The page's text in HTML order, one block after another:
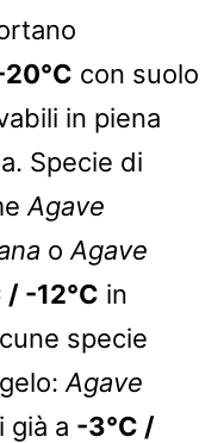
con suolo
in piena
Specie di
Agave
o Agave
/ -12°C in
specie
Agave
già a -3°C /